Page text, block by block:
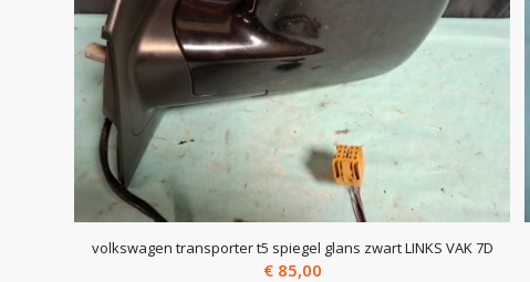
volkswagen transporter t5 spiegel glans zwart LINKS VAK 7D
€85,00